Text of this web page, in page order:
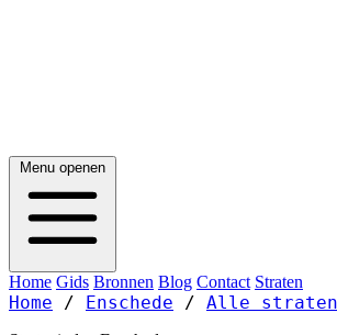
Menu openen
Home Gids Bronnen Blog Contact Straten
Home / Enschede / Alle straten